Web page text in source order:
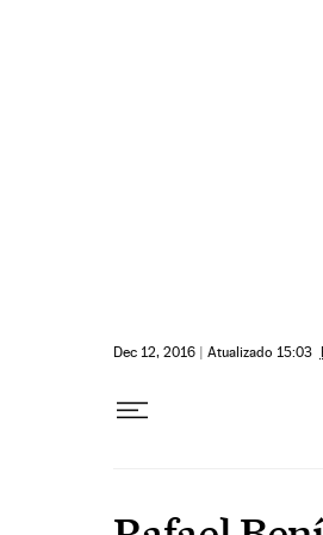
Dec 12, 2016 | Atualizado 15:03